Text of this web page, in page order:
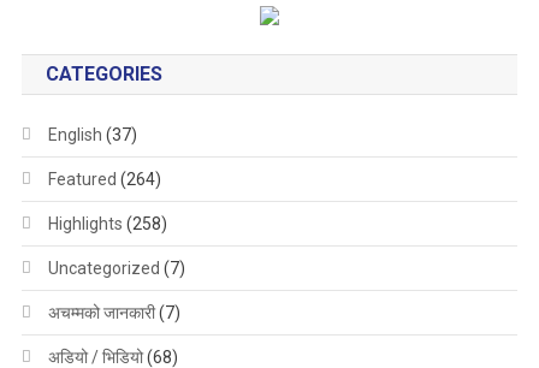
CATEGORIES
English (37)
Featured (264)
Highlights (258)
Uncategorized (7)
अचम्मको जानकारी(7)
अडियो / भिडियो(68)